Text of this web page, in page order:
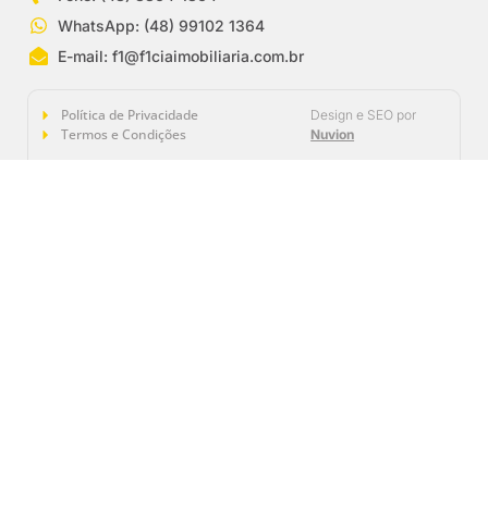
WhatsApp: (48) 99102 1364
E-mail:f1@f1ciaimobiliaria.com.br
Política de Privacidade
Termos e Condições
Design e SEO por
Nuvion